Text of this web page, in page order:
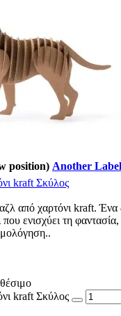
position) Another
kraft Σκύλος
από χαρτόνι kraft. Ένα
που ενισχύει τη
kraft Σκύλος